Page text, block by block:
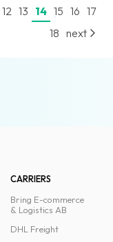
12 13 14 15 16 17
18 next
CARRIERS
Bring E-commerce
& Logistics AB
DHL Freight